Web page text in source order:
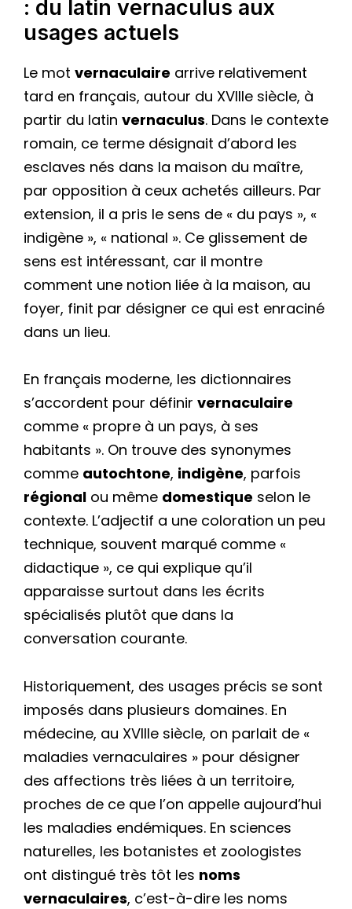
: du latin vernaculus aux
usages actuels
Le mot vernaculaire arrive relativement
tard en français, autour du XVIIIe siècle, à
partir du latin vernaculus. Dans le contexte
romain, ce terme désignait d’abord les
esclaves nés dans la maison du maître,
par opposition à ceux achetés ailleurs. Par
extension, il a pris le sens de « du pays », «
indigène », « national ». Ce glissement de
sens est intéressant, car il montre
comment une notion liée à la maison, au
foyer, finit par désigner ce qui est enraciné
dans un lieu.
En français moderne, les dictionnaires
s’accordent pour définir vernaculaire
comme « propre à un pays, à ses
habitants ». On trouve des synonymes
comme autochtone, indigène, parfois
régional ou même domestique selon le
contexte. L’adjectif a une coloration un peu
technique, souvent marqué comme «
didactique », ce qui explique qu’il
apparaisse surtout dans les écrits
spécialisés plutôt que dans la
conversation courante.
Historiquement, des usages précis se sont
imposés dans plusieurs domaines. En
médecine, au XVIIIe siècle, on parlait de «
maladies vernaculaires » pour désigner
des affections très liées à un territoire,
proches de ce que l’on appelle aujourd’hui
les maladies endémiques. En sciences
naturelles, les botanistes et zoologistes
ont distingué très tôt les noms
vernaculaires, c’est-à-dire les noms